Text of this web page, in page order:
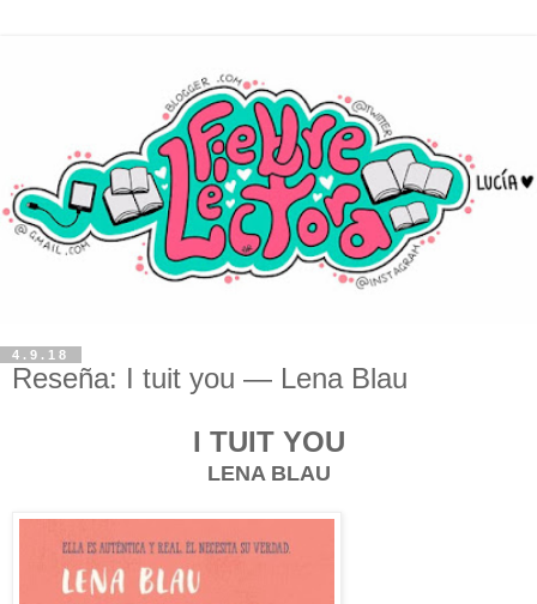
4.9.18
Reseña: I tuit you — Lena Blau
I TUIT YOU
LENA BLAU